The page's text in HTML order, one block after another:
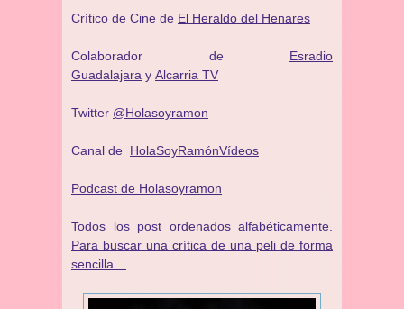
Crítico de Cine de El Heraldo del Henares
Colaborador de Esradio
Guadalajara y Alcarria TV
Twitter @Holasoyramon
Canal de HolaSoyRamónVídeos
Podcast de Holasoyramon
Todos los post ordenados alfabéticamente.
Para buscar una crítica de una peli de forma
sencilla…